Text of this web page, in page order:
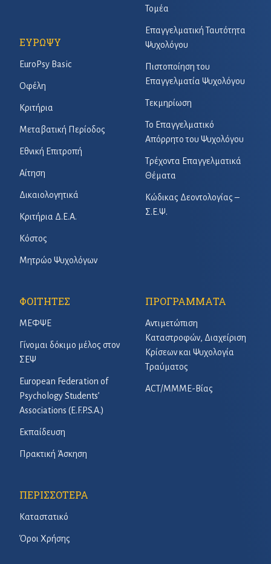
Τομέα
Επαγγελματική Ταυτότητα
Ψυχολόγου
Πιστοποίηση του
Επαγγελματία Ψυχολόγου
Τεκμηρίωση
Το Επαγγελματικό
Απόρρητο του Ψυχολόγου
Τρέχοντα Επαγγελματικά
Θέματα
Κώδικας Δεοντολογίας –
Σ.Ε.Ψ.
ΕΥΡΩΨΥ
EuroPsy Basic
Οφέλη
Κριτήρια
Μεταβατική Περίοδος
Εθνική Επιτροπή
Αίτηση
Δικαιολογητικά
Κριτήρια Δ.Ε.Α.
Κόστος
Μητρώο Ψυχολόγων
ΦΟΙΤΗΤΕΣ
ΜΕΦΨΕ
Γίνομαι δόκιμο μέλος στον
ΣΕΨ
European Federation of
Psychology Students’
Associations (E.F.P.S.A.)
Εκπαίδευση
Πρακτική Άσκηση
ΠΡΟΓΡΑΜΜΑΤΑ
Αντιμετώπιση
Καταστροφών, Διαχείριση
Κρίσεων και Ψυχολογία
Τραύματος
ACT/ΜΜΜΕ-Βίας
ΠΕΡΙΣΣΟΤΕΡΑ
Καταστατικό
Όροι Χρήσης